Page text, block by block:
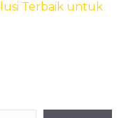
Terbaik untuk